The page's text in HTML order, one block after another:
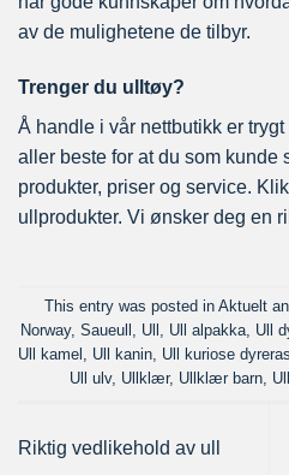
av de mulighetene de tilbyr.
Trenger du ulltøy?
Å handle i vår nettbutikk er
aller beste for at du som kunde
produkter, priser og service.
ullprodukter. Vi ønsker deg en
This entry was posted in Aktuelt
Norway, Saueull , Ull , Ull alpakka, Ull
Ull kamel , Ull kanin, Ull kuriose
Ull ulv, Ullklær, Ullklær barn,
Riktig vedlikehold av ull